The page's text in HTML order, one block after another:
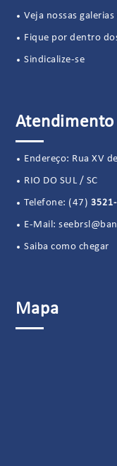
Veja nossas
Fique por dentro
Sindicalize-se
Atendimento
Endereço: Rua XV
RIO DO SUL / SC
Telefone: (47)
E-Mail:
Saiba como chegar
Mapa